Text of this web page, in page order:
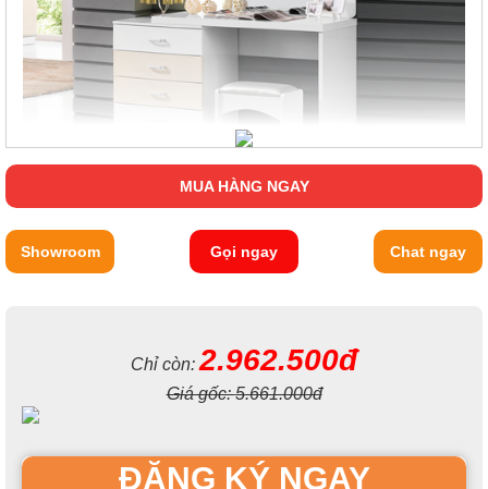
MUA HÀNG NGAY
Showroom Gọi ngay Chat ngay
Chỉ còn:2.962.500đ
Giá gốc:5.661.000đ
ĐĂNG KÝ NGAY